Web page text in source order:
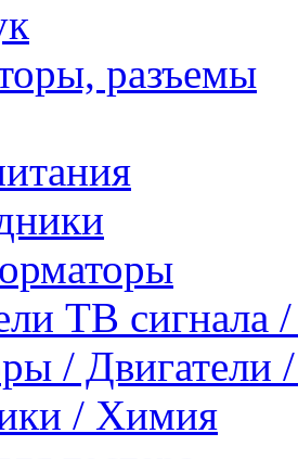
разъемы
ТВ сигнала
/
/ Химия